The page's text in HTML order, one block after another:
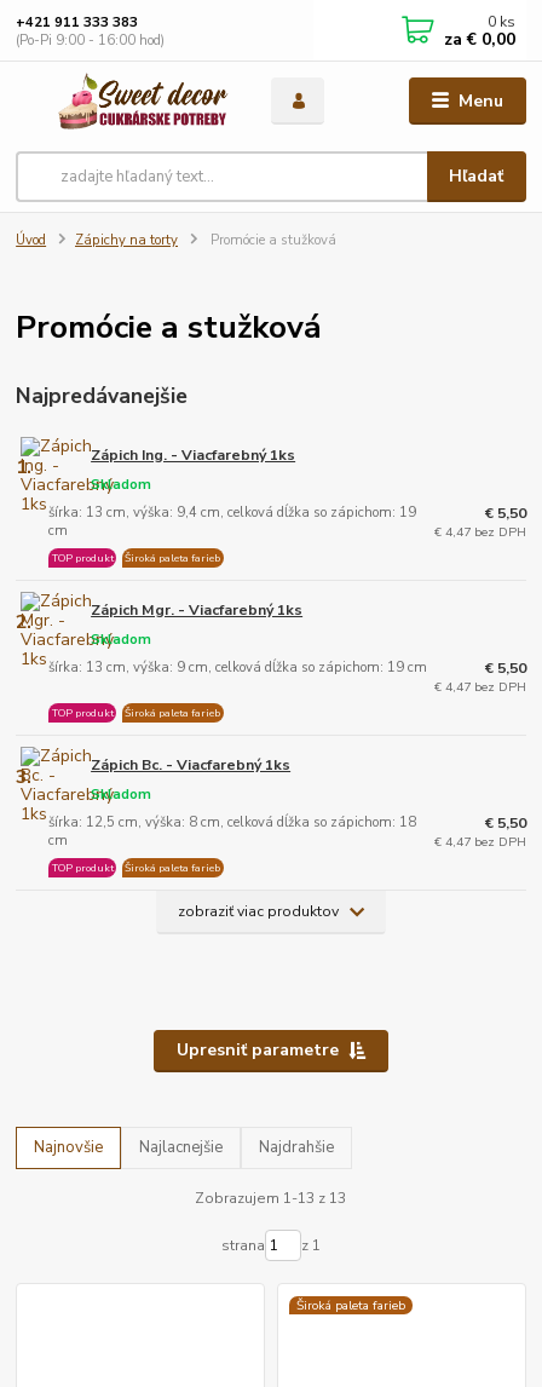
Menu
Hľadať
+421 911 333 383
(Po-Pi 9:00 - 16:00 hod)
0 ks
za € 0,00
Úvod Zápichy na torty Promócie a stužková
Promócie a stužková
Najpredávanejšie
1. Zápich Ing. - Viacfarebný 1ks
šírka: 13 cm, výška: 9,4 cm, celková dĺžka so zápichom: 19
cm
Skladom
TOP produkt Široká paleta farieb
€ 5,50
€ 4,47 bez DPH
2. Zápich Mgr. - Viacfarebný 1ks
šírka: 13 cm, výška: 9 cm, celková dĺžka so zápichom: 19 cm
Skladom
TOP produkt Široká paleta farieb
€ 5,50
€ 4,47 bez DPH
3. Zápich Bc. - Viacfarebný 1ks
šírka: 12,5 cm, výška: 8 cm, celková dĺžka so zápichom: 18
cm
Skladom
TOP produkt Široká paleta farieb
€ 5,50
€ 4,47 bez DPH
zobraziť viac produktov
Upresniť parametre
Najnovšie Najlacnejšie Najdrahšie
Zobrazujem 1-13 z 13
strana z 1
Široká paleta farieb